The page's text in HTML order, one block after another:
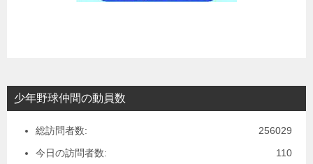
少年野球仲間の動員数
256029
総訪問者数:
110
今日の訪問者数: